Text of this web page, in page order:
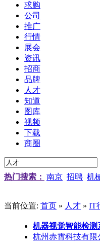
求购
公司
推广
行情
展会
资讯
招商
品牌
人才
知道
图库
视频
下载
商圈
热门搜索： 南京 招聘 机
当前位置: 首页 » 人才 » IT
机器视觉智能检
杭州赤霄科技有限